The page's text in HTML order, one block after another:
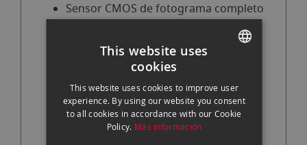
Sensor CMOS de fotograma completo
de 24,2 MP
Diseño compacto y liviano
Grabación de video de 10 bits 6K30p
4:2:0
C4K/4K60p 4:2:2 10 bits
Pantalla LCD táctil de 3,0" y 1,84
CATALAN
This website uses
cookies
This website uses cookies to improve user
experience. By using our website you consent
to all cookies in accordance with our Cookie
Policy. Más información